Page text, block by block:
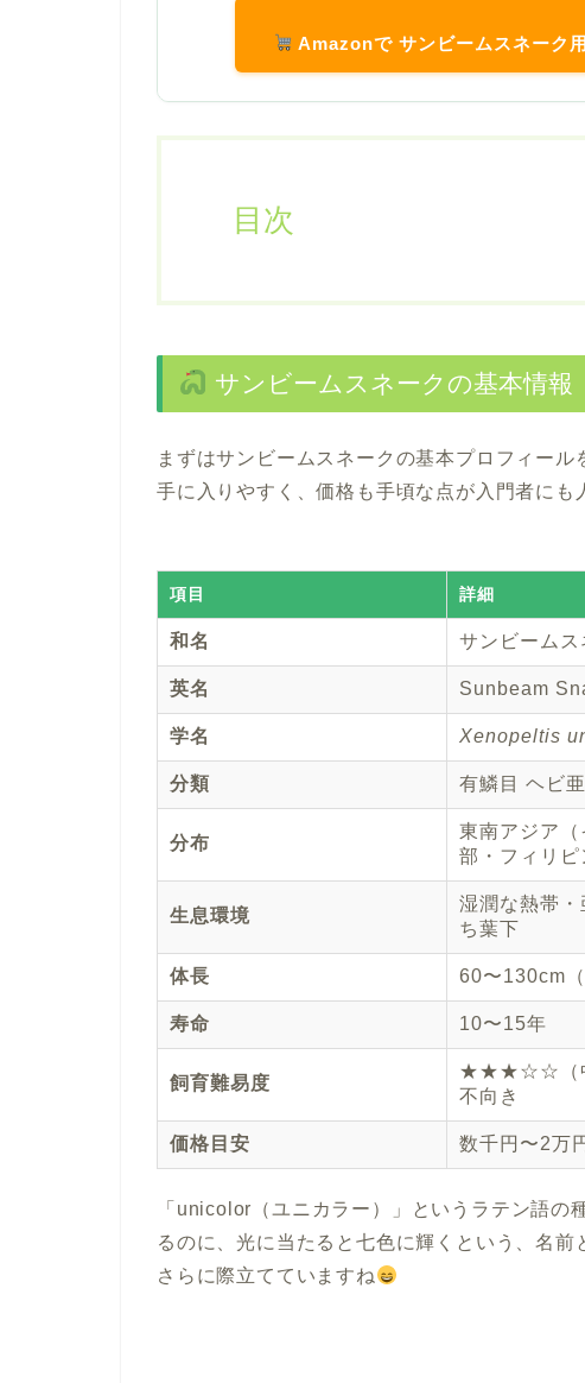
Amazonで サンビームスネーク
目次
サンビームスネークの基本情報
まずはサンビームスネークの基本プロフィー
手に入りやすく、価格も手頃な点が入門者にも
項目 詳細
和名 サンビーム
英名 Sunbeam
学名 Xenopeltis
分類 有鱗目 ヘビ
分布
東南アジア
部・フィリピ
生息環境
湿潤な熱帯
ち葉下
体長 60〜130cm
寿命 10〜15年
飼育難易度
★★★☆☆（中
不向き
価格目安 数千円〜2万
「unicolor（ユニカラー）」というラテン語の
るのに、光に当たると七色に輝くという、名
さらに際立てていますね